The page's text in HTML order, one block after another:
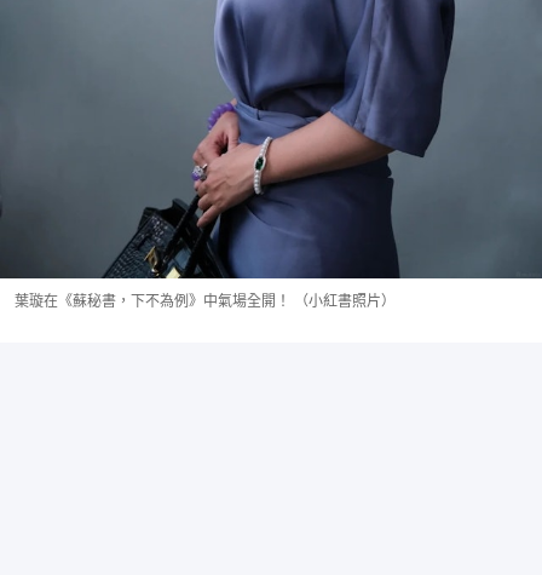
葉璇在《蘇秘書，下不為例》中氣場全開！ （小紅書照片）